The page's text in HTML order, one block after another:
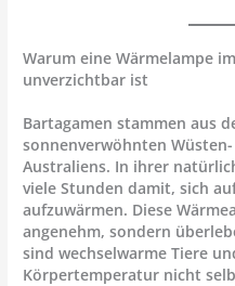
Warum eine Wärmelampe
unverzichtbar ist
Bartagamen stammen aus
sonnenverwöhnten
Australiens. In ihrer
viele Stunden damit, sich
aufzuwärmen. Diese
angenehm, sondern
sindwechselwarme Tiere
Körpertemperatur nicht